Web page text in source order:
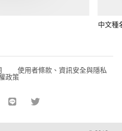
中文種
使用者條款、資訊安全與隱私
政策